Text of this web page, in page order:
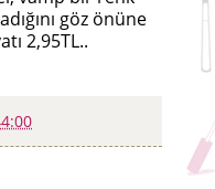
göz önüne
2,95TL..